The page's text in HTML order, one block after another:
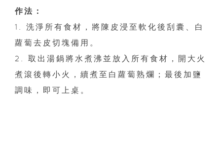
作法：
1. 洗淨所有食材，將陳皮浸至軟化後刮囊、白
蘿蔔去皮切塊備用。
2. 取出湯鍋將水煮沸並放入所有食材，開大火
煮滾後轉小火，續煮至白蘿蔔熟爛；最後加鹽
調味，即可上桌。